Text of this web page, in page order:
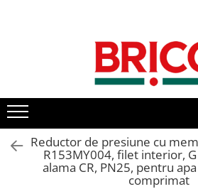
Toate Produsele
Baterii bucatarie
Baterii chiuveta baie
Reductor de presiune cu
R153MY004, filet interior,
alama CR, PN25, pentru
comprimat